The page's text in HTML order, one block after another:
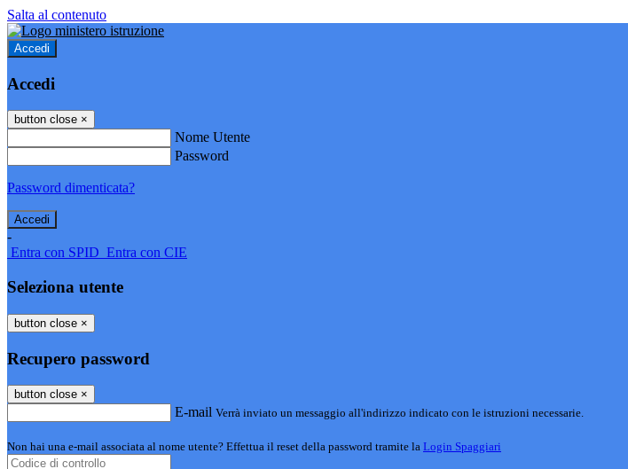
Salta al contenuto
Accedi
Accedi
button close ×
Nome Utente
Password
Password dimenticata?
-
Entra con SPID Entra con CIE
Seleziona utente
button close ×
Recupero password
button close ×
E-mail Verrà inviato un messaggio all'indirizzo indicato con le istruzioni necessarie.
Non hai una e-mail associata al nome utente? Effettua il reset della password tramite la Login Spaggiari